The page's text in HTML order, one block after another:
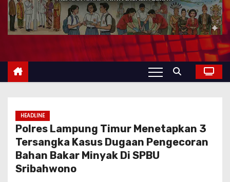
HEADLINE
Polres Lampung Timur Menetapkan 3
Tersangka Kasus Dugaan Pengecoran
Bahan Bakar Minyak Di SPBU
Sribahwono